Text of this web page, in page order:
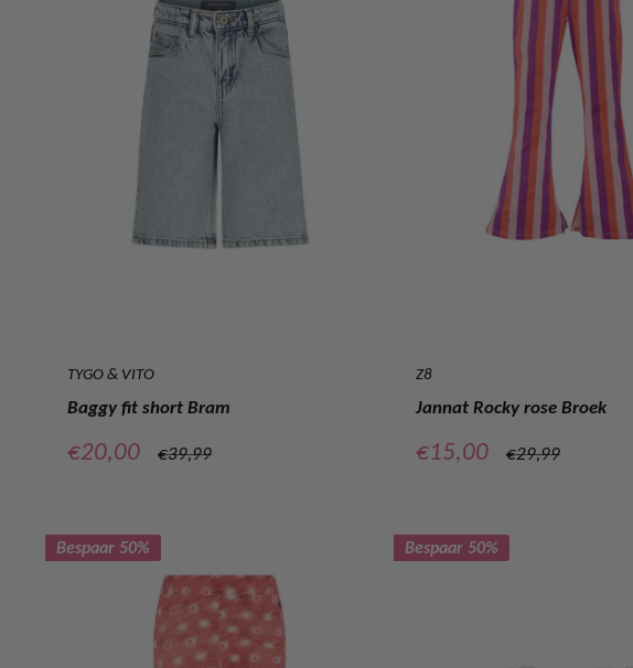
TYGO & VITO
Baggy fit short Bram
Verkoopprijs
€20,00
Normale
€39,99
Z8
Jannat Rocky rose Broek
Verkoopprijs
€15,00
Normale
€29,99
Bespaar 50% Bespaar 50%